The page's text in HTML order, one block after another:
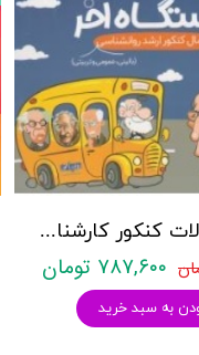
پکیج سوالات کنکور کارشناسی ارشد روانشناسی (بالینی، عمومی و تربیتی) با پاسخنامه تشریحی روان آموز
۷۸۷,۶۰۰ تومان
به سبد خرید